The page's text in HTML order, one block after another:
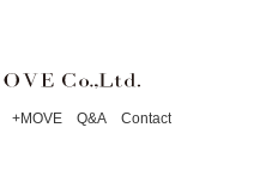
+MOVE Q&A Contact